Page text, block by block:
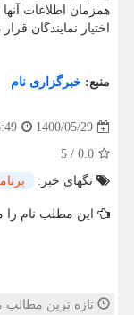
همزمان اطلاعات
اختیار نمایندگان
منبع: خبرگزاری نام
1400/05/29
0.0
/
5
تگهای خبر:
این مطلب نام را
تازه ترین مطالب